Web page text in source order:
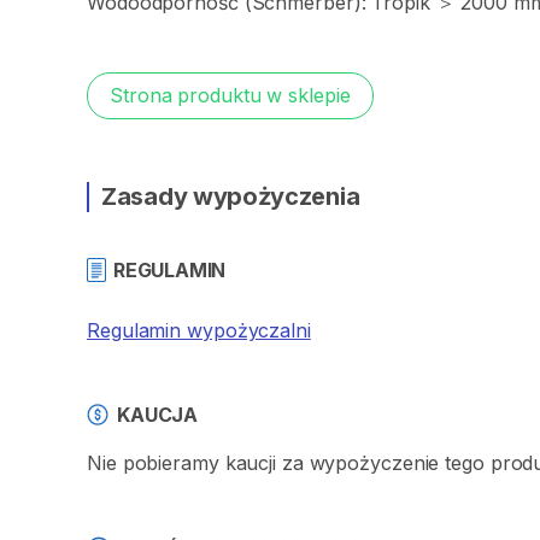
Strona produktu w sklepie
Zasady wypożyczenia
REGULAMIN
Regulamin wypożyczalni
KAUCJA
Nie pobieramy kaucji za wypożyczenie tego